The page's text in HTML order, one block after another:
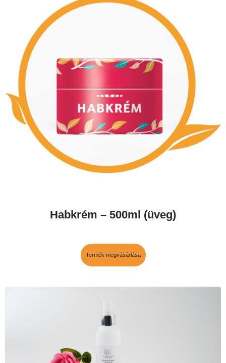
Habkrém – 500ml (üveg)
Termék megvásárlása